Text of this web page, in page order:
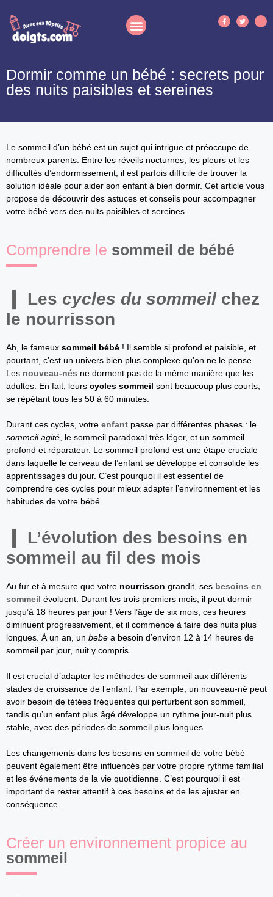
Dormir comme un bébé : secrets pour
des nuits paisibles et sereines
Le sommeil d’un bébé est un sujet qui intrigue et préoccupe de
nombreux parents. Entre les réveils nocturnes, les pleurs et les
difficultés d’endormissement, il est parfois difficile de trouver la
solution idéale pour aider son enfant à bien dormir. Cet article vous
propose de découvrir des astuces et conseils pour accompagner
votre bébé vers des nuits paisibles et sereines.
Comprendre le sommeil de bébé
Les cycles du sommeilchez
le nourrisson
Ah, le fameux sommeil bébé ! Il semble si profond et paisible, et
pourtant, c’est un univers bien plus complexe qu’on ne le pense.
Les nouveau-nés ne dorment pas de la même manière que les
adultes. En fait, leurs cycles sommeil sont beaucoup plus courts,
se répétant tous les 50 à 60 minutes.
Durant ces cycles, votre enfant passe par différentes phases : le
sommeil agité , le sommeil paradoxal très léger, et un sommeil
profond et réparateur. Le sommeil profond est une étape cruciale
dans laquelle le cerveau de l’enfant se développe et consolide les
apprentissages du jour. C’est pourquoi il est essentiel de
comprendre ces cycles pour mieux adapter l’environnement et les
habitudes de votre bébé.
L’évolution des besoins en
sommeil au fil des mois
Au fur et à mesure que votre nourrisson grandit, ses besoins en
sommeil évoluent. Durant les trois premiers mois, il peut dormir
jusqu’à 18 heures par jour ! Vers l’âge de six mois, ces heures
diminuent progressivement, et il commence à faire des nuits plus
longues. À un an, un bebe a besoin d’environ 12 à 14 heures de
sommeil par jour, nuit y compris.
Il est crucial d’adapter les méthodes de sommeil aux différents
stades de croissance de l’enfant. Par exemple, un nouveau-né peut
avoir besoin de tétées fréquentes qui perturbent son sommeil,
tandis qu’un enfant plus âgé développe un rythme jour-nuit plus
stable, avec des périodes de sommeil plus longues.
Les changements dans les besoins en sommeil de votre bébé
peuvent également être influencés par votre propre rythme familial
et les événements de la vie quotidienne. C’est pourquoi il est
important de rester attentif à ces besoins et de les ajuster en
conséquence.
Créer un environnement propice au
sommeil